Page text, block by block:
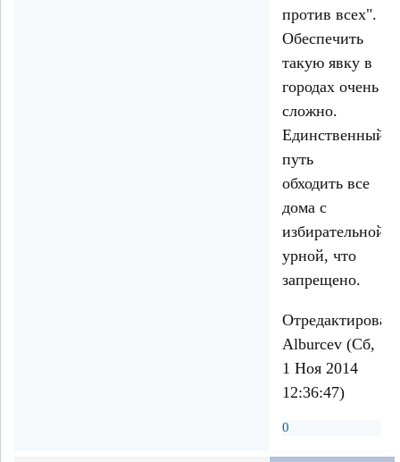
против всех".
Обеспечить
такую явку в
городах очень
сложно.
Единственный
путь
обходить все
дома с
избирательной
урной, что
запрещено.
Alburcev (Сб,
1 Ноя 2014
12:36:47)
0